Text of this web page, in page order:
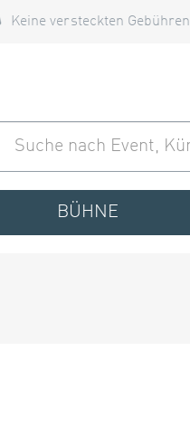
Keine versteckten Gebühren
BÜHNE